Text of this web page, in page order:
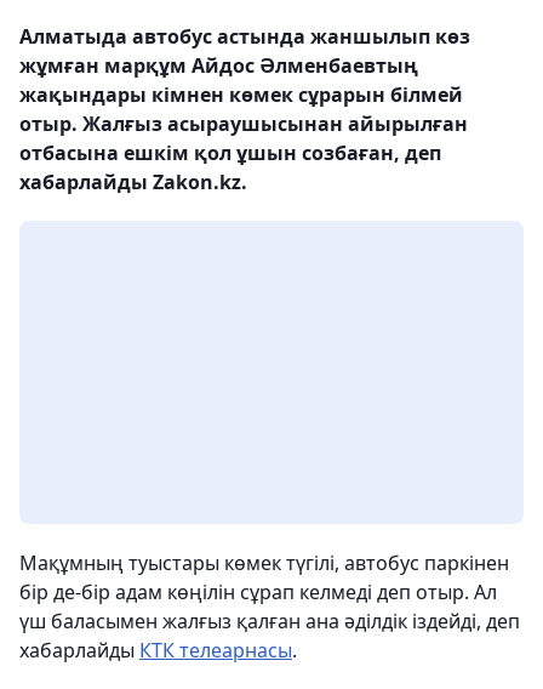
Алматыда автобус астында жаншылып көз
жұмған марқұм Айдос Әлменбаевтың
жақындары кімнен көмек сұрарын білмей
отыр. Жалғыз асыраушысынан айырылған
отбасына ешкім қол ұшын созбаған, деп
хабарлайды Zakon.kz.
Мақұмның туыстары көмек түгілі, автобус паркінен
бір де-бір адам көңілін сұрап келмеді деп отыр. Ал
үш баласымен жалғыз қалған ана әділдік іздейді, деп
хабарлайды КТК телеарнасы.